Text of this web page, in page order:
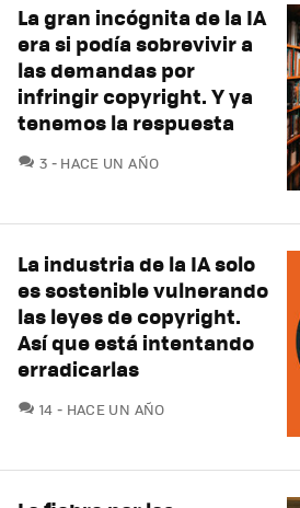
La gran incógnita de la IA
era si podía sobrevivir a
las demandas por
infringir copyright. Y ya
tenemos la respuesta
3 COMENTARIOS
HACE UN AÑO
La industria de la IA solo
es sostenible vulnerando
las leyes de copyright.
Así que está intentando
erradicarlas
14 COMENTARIOS
HACE UN AÑO